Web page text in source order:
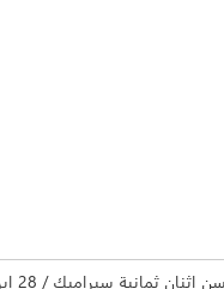
اثنان ثمانية سيراميك / 28 إيراميكس